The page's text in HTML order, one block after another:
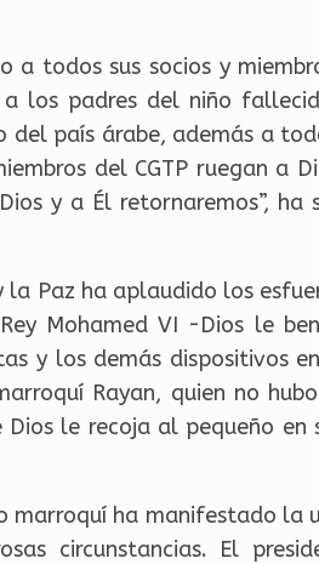
a todos sus socios y
los padres del niño
del país árabe, además a
del CGTP ruegan a
y a Él retornaremos”, ha
la Paz ha aplaudido los
Mohamed VI -Dios le
y los demás dispositivos
Rayan, quien no
Dios le recoja al pequeño
marroquí ha manifestado la
circunstancias. El